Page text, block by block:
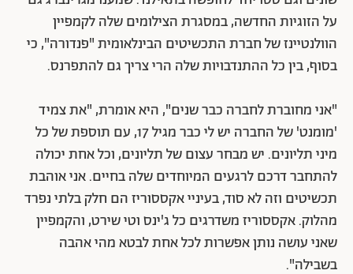
על הזוגיות החדשה, במסגרת הצילומים שלה לקמפיין
הוולנטיינז של חברת התכשיטים הבינלאומית "פנדורה", כי
בסוף, בין כל ההתנדבויות שלה הרי צריך גם להתפרנס.
"אני מחוברת לחברה כבר שנים", היא אומרת, "את צמיד
'מומנט' של החברה יש לי כבר מגיל 17, עם תוספת של כל
מיני תליונים. יש מבחר עצום של תליונים, וכל אחת יכולה
להתחבר דרכם לרגעים המיוחדים שלה בחיים. אני אוהבת
תכשיטים וזה לא סוד, בעיניי אקססוריז הם חלק בלתי נפרד
מהלוק. אקססוריז משדרגים כל ג'ינס וטי שירט, והקמפיין
שאני עושה נותן אפשרות לכל אחת לבטא מהי אהבה
בשבילה".